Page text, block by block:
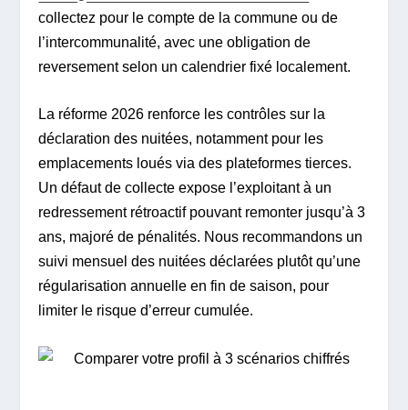
collectez pour le compte de la commune ou de
l’intercommunalité, avec une obligation de
reversement selon un calendrier fixé localement.
La réforme 2026 renforce les contrôles sur la
déclaration des nuitées, notamment pour les
emplacements loués via des plateformes tierces.
Un défaut de collecte expose l’exploitant à un
redressement rétroactif pouvant remonter jusqu’à 3
ans, majoré de pénalités. Nous recommandons un
suivi mensuel des nuitées déclarées plutôt qu’une
régularisation annuelle en fin de saison, pour
limiter le risque d’erreur cumulée.